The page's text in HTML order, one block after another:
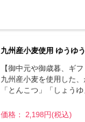
九州産小麦使用 ゆうゆ
【御中元や御歳暮、ギ
九州産小麦を使用した
「とんこつ」「しょう
価格： 2,198円(税込)